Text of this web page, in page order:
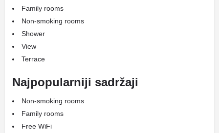
Family rooms
Non-smoking rooms
Shower
View
Terrace
Najpopularniji sadržaji
Non-smoking rooms
Family rooms
Free WiFi